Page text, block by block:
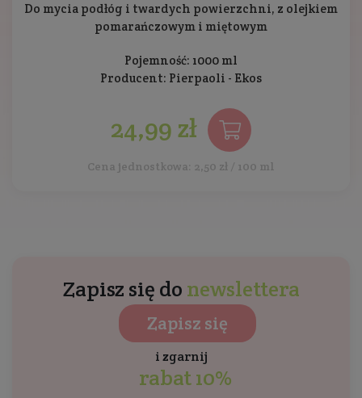
Do mycia podłóg i twardych powierzchni, z olejkiem
pomarańczowym i miętowym
Pojemność: 1000 ml
Producent: Pierpaoli - Ekos
24,99 zł
Cena jednostkowa: 2,50 zł / 100 ml
Zapisz się do newslettera
Zapisz się
i zgarnij
rabat 10%